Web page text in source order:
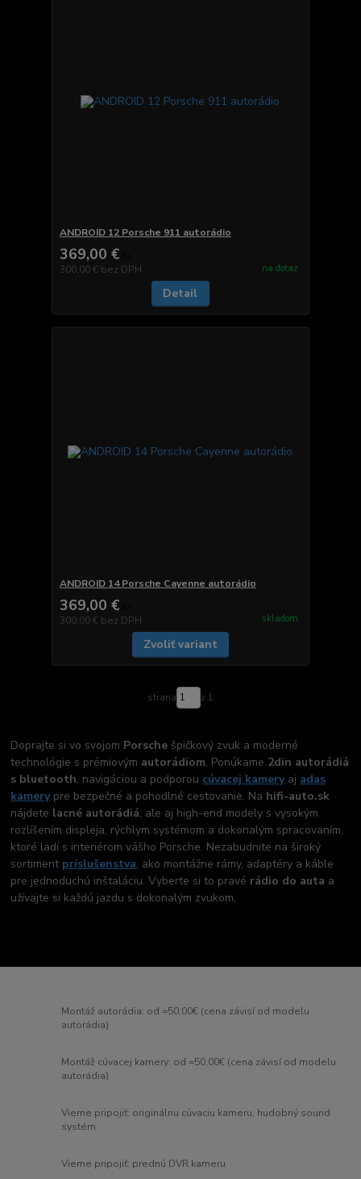
ANDROID 12 Porsche 911 autorádio
369,00 €
300,00 € bez DPH na dotaz
Detail
ANDROID 14 Porsche Cayenne autorádio
369,00 €
300,00 € bez DPH skladom
Zvoliť variant
strana z 1
Doprajte si vo svojom Porsche špičkový zvuk a moderné
technológie s prémiovým autorádiom. Ponúkame 2din autorádiá
s bluetooth, navigáciou a podporou cúvacej kameryaj adas
kamerypre bezpečné a pohodlné cestovanie. Na hifi-auto.sk
nájdete lacné autorádiá, ale aj high-end modely s vysokým
rozlíšením displeja, rýchlym systémom a dokonalým spracovaním,
ktoré ladí s interiérom vášho Porsche. Nezabudnite na široký
sortiment príslušenstva, ako montážne rámy, adaptéry a káble
pre jednoduchú inštaláciu. Vyberte si to pravé rádio do auta a
užívajte si každú jazdu s dokonalým zvukom.
Montáž autorádia: od =50,00€ (cena závisí od modelu
autorádia)
Montáž cúvacej kamery: od =50,00€ (cena závisí od modelu
autorádia)
Vieme pripojiť: originálnu cúvaciu kameru, hudobný sound
systém
Vieme pripojiť: prednú DVR kameru